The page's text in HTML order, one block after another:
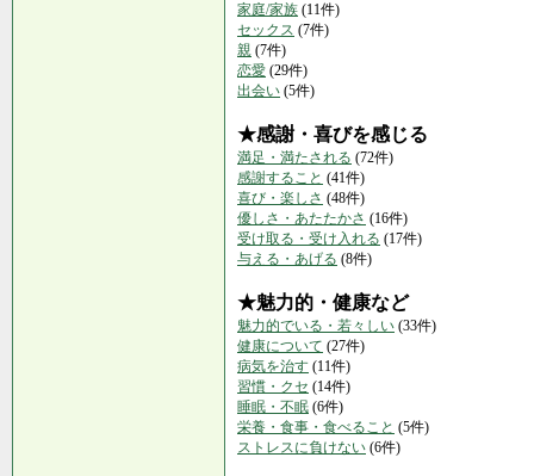
家庭/家族 (11件)
セックス (7件)
親 (7件)
恋愛 (29件)
出会い (5件)
★感謝・喜びを感じる
満足・満たされる (72件)
感謝すること (41件)
喜び・楽しさ (48件)
優しさ・あたたかさ (16件)
受け取る・受け入れる (17件)
与える・あげる (8件)
★魅力的・健康など
魅力的でいる・若々しい (33件)
健康について (27件)
病気を治す (11件)
習慣・クセ (14件)
睡眠・不眠 (6件)
栄養・食事・食べること (5件)
ストレスに負けない (6件)